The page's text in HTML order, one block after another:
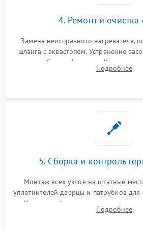
4. Ремонт и очистка
Замена неисправного нагревателя,
шланга с аквастопом. Устранение
патрубках и фильтрах.
управления, восстановление
Подробнее
5. Сборка и контроль
Монтаж всех узлов на штатные
уплотнителей дверцы и патрубков для
Надежная фиксация хомутов
сборка корпуса и установка
Подробнее